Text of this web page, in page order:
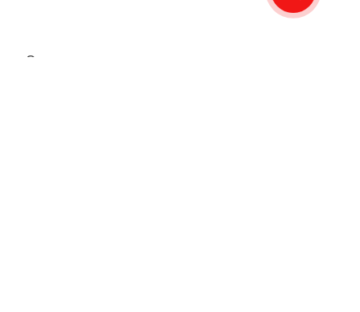
О компании